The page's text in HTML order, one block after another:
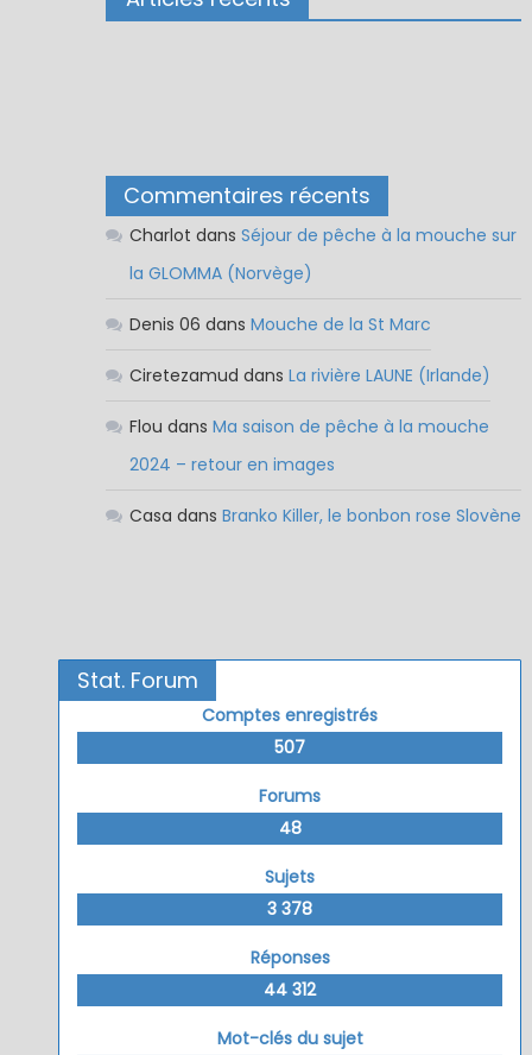
Commentaires récents
Charlot dans Séjour de pêche à la mouche sur
la GLOMMA (Norvège)
Denis 06 dans Mouche de la St Marc
Ciretezamud dans La rivière LAUNE (Irlande)
Flou dans Ma saison de pêche à la mouche
2024 – retour en images
Casa dans Branko Killer, le bonbon rose Slovène
Stat. Forum
Comptes enregistrés
507
Forums
48
Sujets
3 378
Réponses
44 312
Mot-clés du sujet